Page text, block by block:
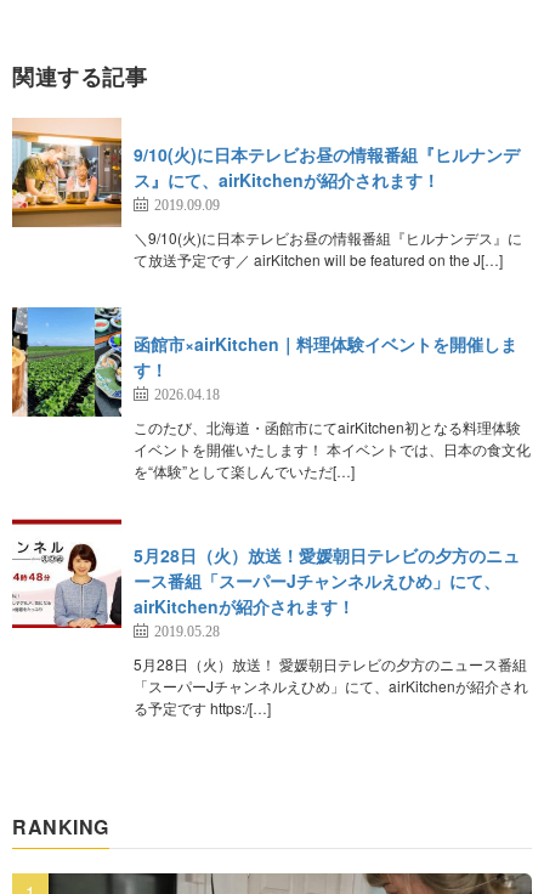
関連する記事
9/10(火)に日本テレビお昼の情報番組『ヒルナンデ
ス』にて、airKitchenが紹介されます！
2019.09.09
＼9/10(火)に日本テレビお昼の情報番組『ヒルナンデス』に
て放送予定です／ airKitchen will be featured on the J[…]
函館市×airKitchen｜料理体験イベントを開催しま
す！
2026.04.18
このたび、北海道・函館市にてairKitchen初となる料理体験
イベントを開催いたします！ 本イベントでは、日本の食文化
を“体験”として楽しんでいただ[…]
5月28日（火）放送！愛媛朝日テレビの夕方のニュ
ース番組「スーパーJチャンネルえひめ」にて、
airKitchenが紹介されます！
2019.05.28
5月28日（火）放送！ 愛媛朝日テレビの夕方のニュース番組
「スーパーJチャンネルえひめ」にて、airKitchenが紹介され
る予定です https:/[…]
RANKING